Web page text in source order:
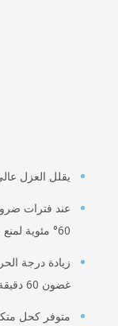
العزل عالي الجودة من
فترات ضرورية، يمكن
كحل متكامل مع